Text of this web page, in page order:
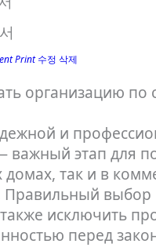
Print 수정 삭제
организацию по
и
важный этап для
домах, так и в
Правильный
исключить
перед